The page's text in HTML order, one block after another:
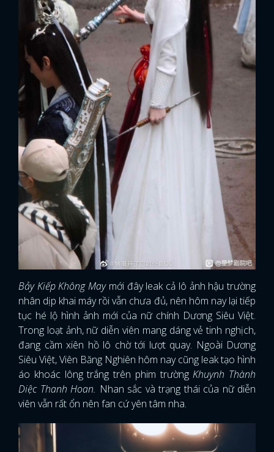
Bảy Kiếp Không May mới đây leak cả lô ảnh hậu trường
nhân dịp khai máy rồi vẫn chưa đủ, nên hôm nay lại tiếp
tục hé lộ hình ảnh mới của nữ chính Dương Siêu Việt.
Trong loạt ảnh, nữ diễn viên mang dáng vẻ tinh nghịch,
đang cầm xiên hồ lô chờ tới lượt quay. Ngoài Dương
Siêu Việt, Viên Băng Nghiên hôm nay cũng leak tạo hình
áo khoác lông trắng trên phim trườngKhuynh Thành
Diệc Thanh Hoan. Nhan sắc và trạng thái của nữ diễn
viên vẫn rất ổn nên fan cứ yên tâm nha.